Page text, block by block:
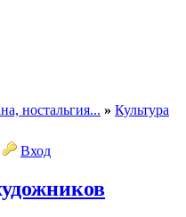
ностальгия... » Культура
Вход